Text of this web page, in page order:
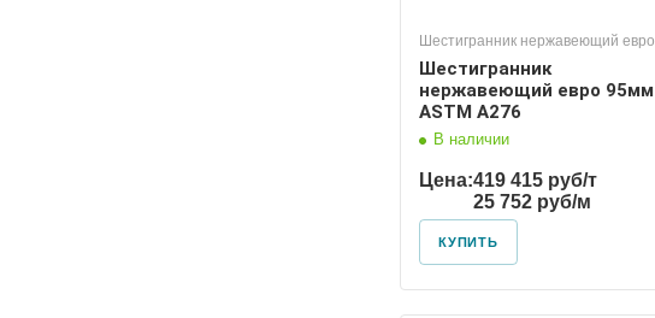
Шестигранник нержавеющий евро
Шестигранник
нержавеющий евро 95мм
ASTM A276
В наличии
Цена:419 415 руб/т
25 752 руб/м
КУПИТЬ